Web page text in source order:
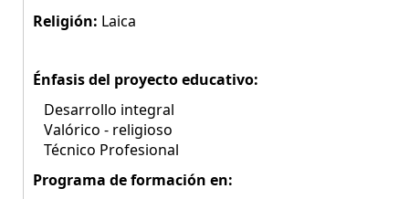
Religión: Laica
Énfasis del proyecto educativo:
Desarrollo integral
Valórico - religioso
Técnico Profesional
Programa de formación en: